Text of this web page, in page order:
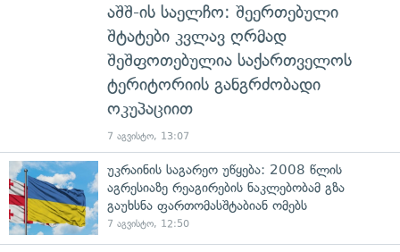
აშშ-ის საელჩო: შეერთებული
შტატები კვლავ ღრმად
შეშფოთებულია საქართველოს
ტერიტორიის განგრძობადი
ოკუპაციით
7 აგვისტო, 13:07
უკრაინის საგარეო უწყება: 2008 წლის
აგრესიაზე რეაგირების ნაკლებობამ გზა
გაუხსნა ფართომასშტაბიან ომებს
7 აგვისტო, 12:50